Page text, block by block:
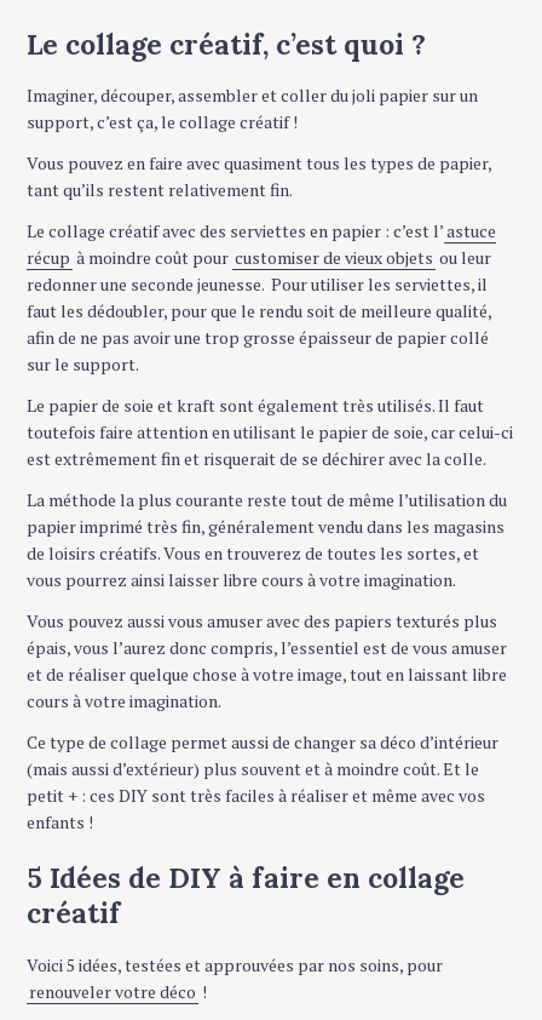
Le collage créatif, c’est quoi ?
Imaginer, découper, assembler et coller du joli papier sur un
support, c’est ça, le collage créatif !
Vous pouvez en faire avec quasiment tous les types de papier,
tant qu’ils restent relativement fin.
Le collage créatif avec des serviettes en papier : c’est l’astuce
récup à moindre coût pour customiser de vieux objets ou leur
redonner une seconde jeunesse. Pour utiliser les serviettes, il
faut les dédoubler, pour que le rendu soit de meilleure qualité,
afin de ne pas avoir une trop grosse épaisseur de papier collé
sur le support.
Le papier de soie et kraft sont également très utilisés. Il faut
toutefois faire attention en utilisant le papier de soie, car celui-ci
est extrêmement fin et risquerait de se déchirer avec la colle.
La méthode la plus courante reste tout de même l’utilisation du
papier imprimé très fin, généralement vendu dans les magasins
de loisirs créatifs. Vous en trouverez de toutes les sortes, et
vous pourrez ainsi laisser libre cours à votre imagination.
Vous pouvez aussi vous amuser avec des papiers texturés plus
épais, vous l’aurez donc compris, l’essentiel est de vous amuser
et de réaliser quelque chose à votre image, tout en laissant libre
cours à votre imagination.
Ce type de collage permet aussi de changer sa déco d’intérieur
(mais aussi d’extérieur) plus souvent et à moindre coût. Et le
petit + : ces DIY sont très faciles à réaliser et même avec vos
enfants !
5 Idées de DIY à faire en collage
créatif
Voici 5 idées, testées et approuvées par nos soins, pour
renouveler votre déco !